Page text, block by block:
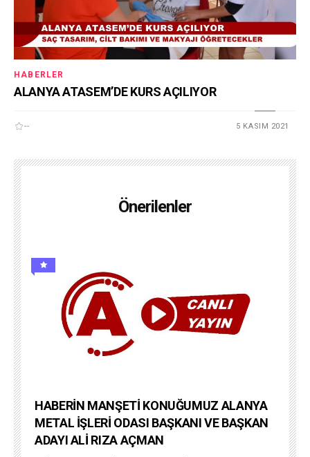
HABERLER
ALANYA ATASEM’DE KURS AÇILIYOR
-- 5 KASIM 2021
Önerilenler
HABERİN MANŞETİ KONUĞUMUZ ALANYA
METAL İŞLERİ ODASI BAŞKANI VE BAŞKAN
ADAYI ALİ RIZA AÇMAN